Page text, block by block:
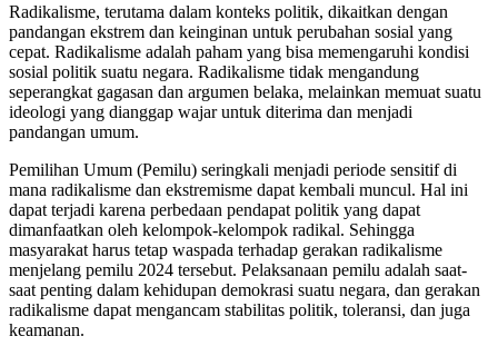
Radikalisme, terutama dalam konteks politik, dikaitkan dengan
pandangan ekstrem dan keinginan untuk perubahan sosial yang
cepat. Radikalisme adalah paham yang bisa memengaruhi kondisi
sosial politik suatu negara. Radikalisme tidak mengandung
seperangkat gagasan dan argumen belaka, melainkan memuat suatu
ideologi yang dianggap wajar untuk diterima dan menjadi
pandangan umum.
Pemilihan Umum (Pemilu) seringkali menjadi periode sensitif di
mana radikalisme dan ekstremisme dapat kembali muncul. Hal ini
dapat terjadi karena perbedaan pendapat politik yang dapat
dimanfaatkan oleh kelompok-kelompok radikal. Sehingga
masyarakat harus tetap waspada terhadap gerakan radikalisme
menjelang pemilu 2024 tersebut. Pelaksanaan pemilu adalah saat-
saat penting dalam kehidupan demokrasi suatu negara, dan gerakan
radikalisme dapat mengancam stabilitas politik, toleransi, dan juga
keamanan.